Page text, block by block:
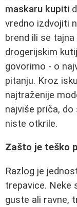
maskaru kupiti
vredno izdvojiti
brend ili se
drogerijskim
govorimo - o
pitanju. Kroz
najtraženije
najviše priča,
niste otkrile.
Zašto je teško
Razlog je
trepavice. Neke
guste ali ravne,